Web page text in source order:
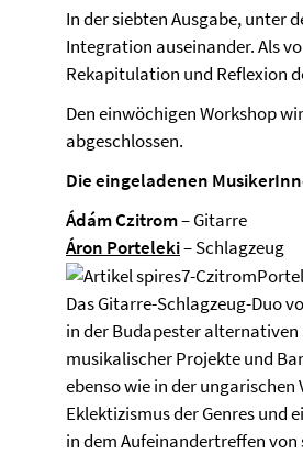
In der siebten Ausgabe, unter
Integration auseinander. Als
Rekapitulation und Reflexion
Den einwöchigen Workshop
abgeschlossen.
Die eingeladenen
Ádám Czitrom– Gitarre
Áron Porteleki– Schlagzeug
Das Gitarre-Schlagzeug-Duo
in der Budapester alternativen
musikalischer Projekte und
ebenso wie in der ungarischen
Eklektizismus der Genres und
in dem Aufeinandertreffen